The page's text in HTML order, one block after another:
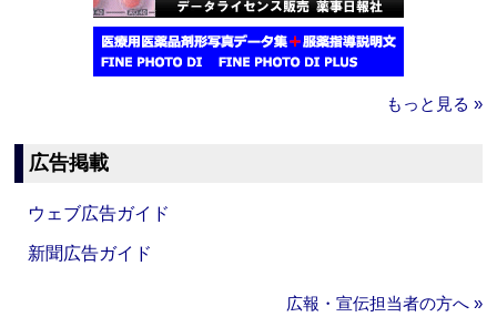
もっと見る »
広告掲載
ウェブ広告ガイド
新聞広告ガイド
広報・宣伝担当者の方へ »